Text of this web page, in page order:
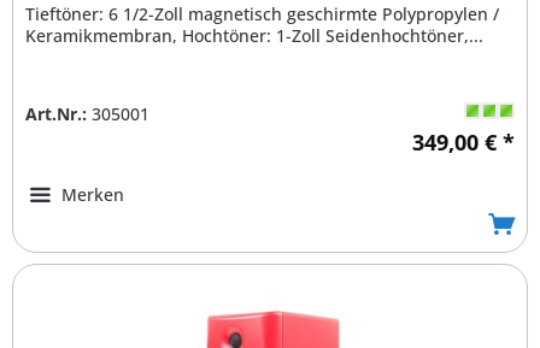
Tieftöner: 6 1/2-Zoll magnetisch geschirmte Polypropylen /
Keramikmembran, Hochtöner: 1-Zoll Seidenhochtöner,...
Art.Nr.: 305001
349,00 € *
Merken